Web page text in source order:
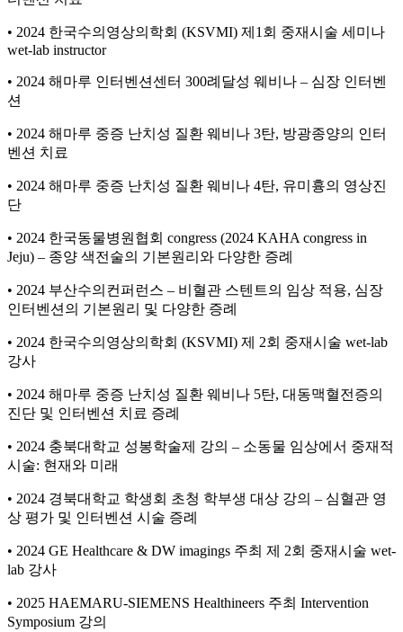
• 2024 한국수의영상의학회 (KSVMI) 제1회 중재시술 세미나
wet-lab instructor
• 2024 해마루 인터벤션센터 300례달성 웨비나 – 심장 인터벤
션
• 2024 해마루 중증 난치성 질환 웨비나 3탄, 방광종양의 인터
벤션 치료
• 2024 해마루 중증 난치성 질환 웨비나 4탄, 유미흉의 영상진
단
• 2024 한국동물병원협회 congress (2024 KAHA congress in
Jeju) – 종양 색전술의 기본원리와 다양한 증례
• 2024 부산수의컨퍼런스 – 비혈관 스텐트의 임상 적용, 심장
인터벤션의 기본원리 및 다양한 증례
• 2024 한국수의영상의학회 (KSVMI) 제 2회 중재시술 wet-lab
강사
• 2024 해마루 중증 난치성 질환 웨비나 5탄, 대동맥혈전증의
진단 및 인터벤션 치료 증례
• 2024 충북대학교 성봉학술제 강의 – 소동물 임상에서 중재적
시술: 현재와 미래
• 2024 경북대학교 학생회 초청 학부생 대상 강의 – 심혈관 영
상 평가 및 인터벤션 시술 증례
• 2024 GE Healthcare & DW imagings 주최 제 2회 중재시술 wet-
lab 강사
• 2025 HAEMARU-SIEMENS Healthineers 주최 Intervention
Symposium 강의